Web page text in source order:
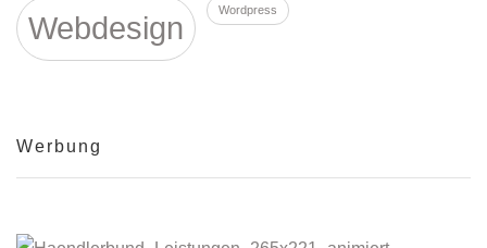
Webdesign Wordpress
Werbung